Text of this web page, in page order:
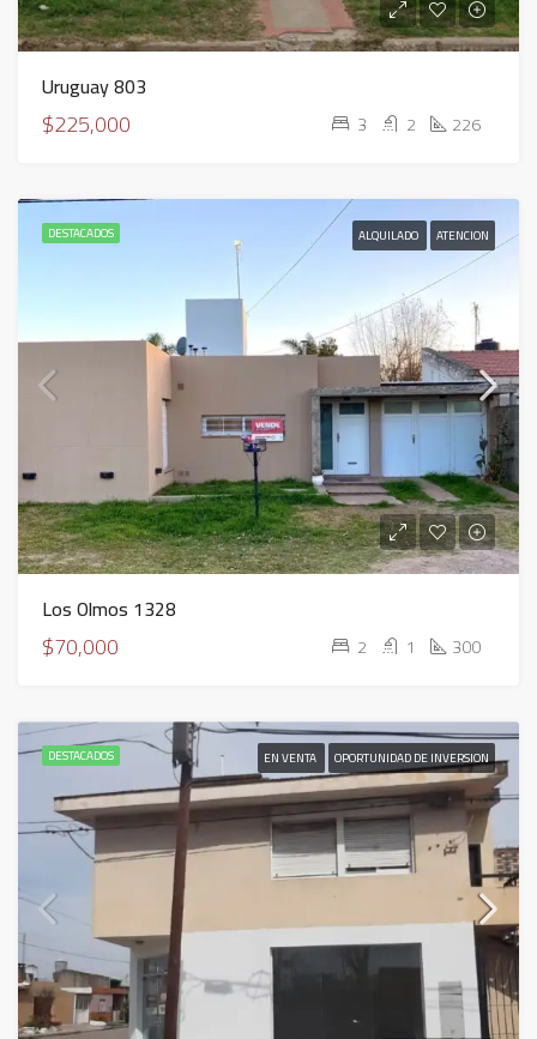
Uruguay 803
$225,000 3 2 226
DESTACADOS ALQUILADO ATENCION
Los Olmos 1328
$70,000 2 1 300
DESTACADOS EN VENTA OPORTUNIDAD DE INVERSION